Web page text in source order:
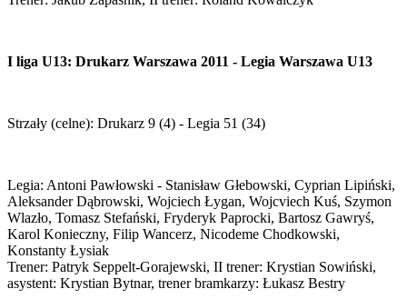
I liga U13: Drukarz Warszawa 2011 - Legia Warszawa U13
Strzały (celne): Drukarz 9 (4) - Legia 51 (34)
Legia: Antoni Pawłowski - Stanisław Głebowski, Cyprian Lipiński,
Aleksander Dąbrowski, Wojciech Łygan, Wojcviech Kuś, Szymon
Wlazło, Tomasz Stefański, Fryderyk Paprocki, Bartosz Gawryś,
Karol Konieczny, Filip Wancerz, Nicodeme Chodkowski,
Konstanty Łysiak
Trener: Patryk Seppelt-Gorajewski, II trener: Krystian Sowiński,
asystent: Krystian Bytnar, trener bramkarzy: Łukasz Bestry